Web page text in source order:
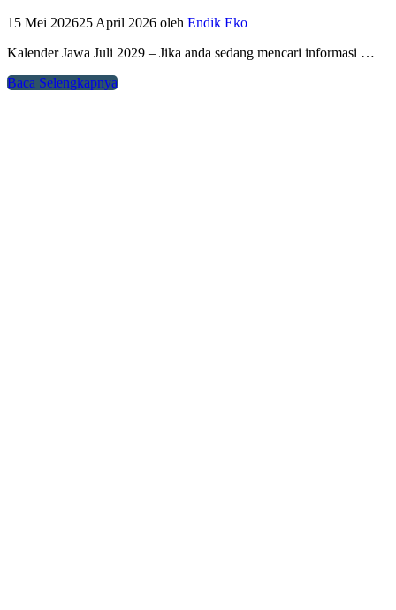
15 Mei 202625 April 2026 oleh Endik Eko
Kalender Jawa Juli 2029 – Jika anda sedang mencari informasi …
Baca Selengkapnya